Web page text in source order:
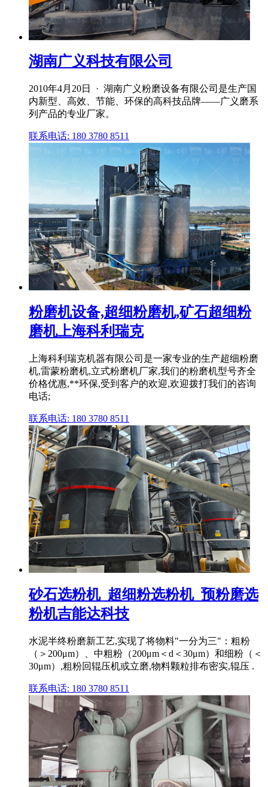
湖南广义科技有限公司
2010年4月20日 · 湖南广义粉磨设备有限公司是生产国
内新型、高效、节能、环保的高科技品牌——广义磨系
列产品的专业厂家。
联系电话: 180 3780 8511
粉磨机设备,超细粉磨机,矿石超细粉
磨机上海科利瑞克
上海科利瑞克机器有限公司是一家专业的生产超细粉磨
机,雷蒙粉磨机,立式粉磨机厂家,我们的粉磨机型号齐全
价格优惠,**环保,受到客户的欢迎,欢迎拨打我们的咨询
电话;
联系电话: 180 3780 8511
砂石选粉机_超细粉选粉机_预粉磨选
粉机吉能达科技
水泥半终粉磨新工艺,实现了将物料"一分为三"：粗粉
（＞200μm）、中粗粉（200μm＜d＜30μm）和细粉（＜
30μm）,粗粉回辊压机或立磨,物料颗粒排布密实,辊压 .
联系电话: 180 3780 8511